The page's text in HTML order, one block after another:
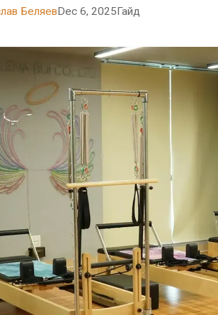
БеляевDec 6, 2025Гайд